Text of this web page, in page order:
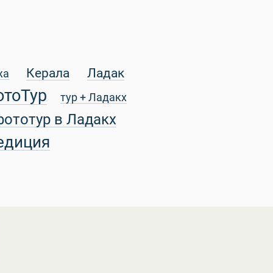
Керала Ладак
тур + Ладакх
в Ладакх